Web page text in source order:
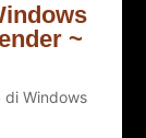
~
di Windows